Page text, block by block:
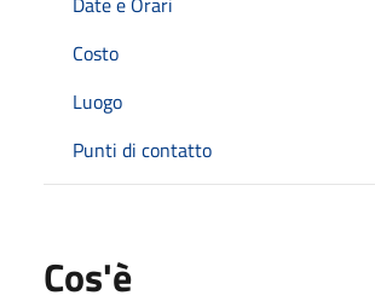
Costo
Luogo
Punti di contatto
Cos'è